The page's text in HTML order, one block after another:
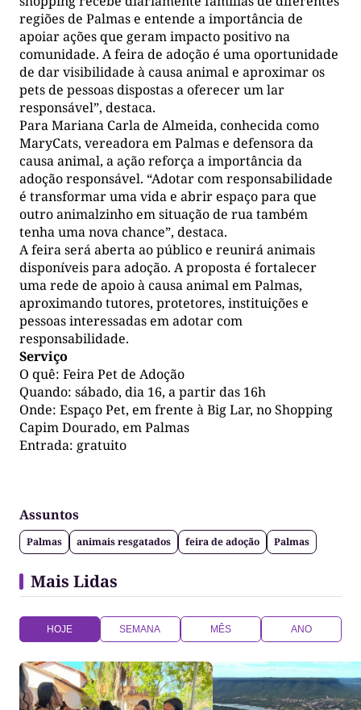
regiões de Palmas e entende a importância de
apoiar ações que geram impacto positivo na
comunidade. A feira de adoção é uma oportunidade
de dar visibilidade à causa animal e aproximar os
pets de pessoas dispostas a oferecer um lar
responsável”, destaca.
Para Mariana Carla de Almeida, conhecida como
MaryCats, vereadora em Palmas e defensora da
causa animal, a ação reforça a importância da
adoção responsável. “Adotar com responsabilidade
é transformar uma vida e abrir espaço para que
outro animalzinho em situação de rua também
tenha uma nova chance”, destaca.
A feira será aberta ao público e reunirá animais
disponíveis para adoção. A proposta é fortalecer
uma rede de apoio à causa animal em Palmas,
aproximando tutores, protetores, instituições e
pessoas interessadas em adotar com
responsabilidade.
Serviço
O quê: Feira Pet de Adoção
Quando: sábado, dia 16, a partir das 16h
Onde: Espaço Pet, em frente à Big Lar, no Shopping
Capim Dourado, em Palmas
Entrada: gratuito
Assuntos
Palmas animais resgatados feira de adoção Palmas
Mais Lidas
HOJE SEMANA MÊS ANO